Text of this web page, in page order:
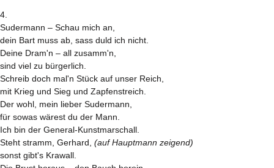
4.
Sudermann – Schau mich an,
dein Bart muss ab, sass duld ich nicht.
Deine Dram'n – all zusamm'n,
sind viel zu bürgerlich.
Schreib doch mal'n Stück auf unser Reich,
mit Krieg und Sieg und Zapfenstreich.
Der wohl, mein lieber Sudermann,
für sowas wärest du der Mann.
Ich bin der General-Kunstmarschall.
Steht stramm, Gerhard, (auf Hauptmann zeigend)
sonst gibt's Krawall.